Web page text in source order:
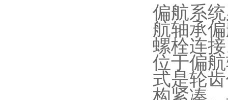
偏航系
航轴承
螺栓连
位于偏
式是轮
构紧凑